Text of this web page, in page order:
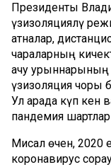
Президенты
үзизоляцияләү
атналар,
чараларның
ачу урыннарының
үзизоляция чоры
Ул арада күп кенә
пандемия
Мисал өчен, 2020
коронавирус